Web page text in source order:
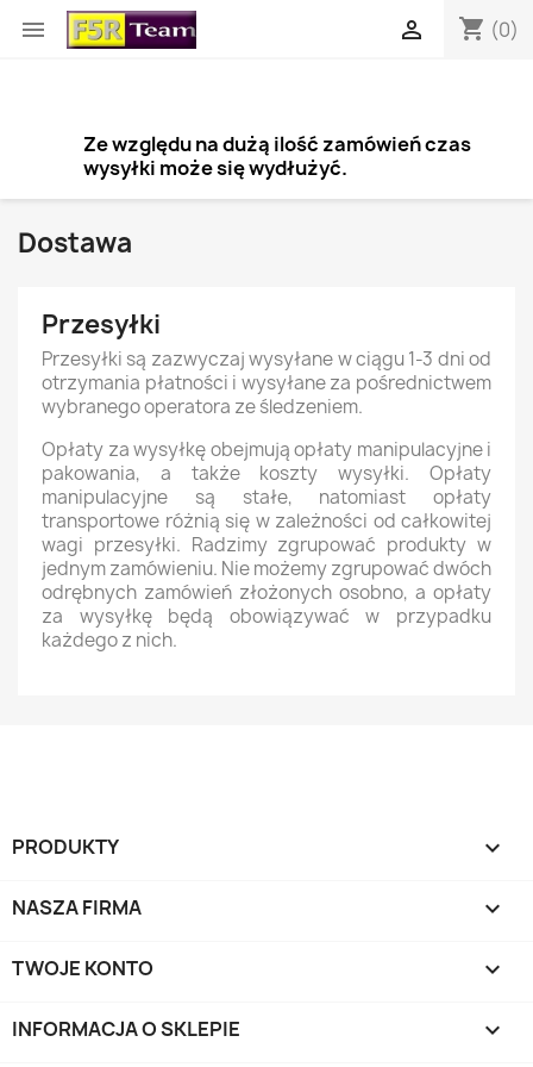
 shopping_cart (0)

Ze względu na dużą ilość zamówień czas
wysyłki może się wydłużyć.
Dostawa
Przesyłki
Przesyłki są zazwyczaj wysyłane w ciągu 1-3 dni od
otrzymania płatności i wysyłane za pośrednictwem
wybranego operatora ze śledzeniem.
Opłaty za wysyłkę obejmują opłaty manipulacyjne i
pakowania, a także koszty wysyłki. Opłaty
manipulacyjne są stałe, natomiast opłaty
transportowe różnią się w zależności od całkowitej
wagi przesyłki. Radzimy zgrupować produkty w
jednym zamówieniu. Nie możemy zgrupować dwóch
odrębnych zamówień złożonych osobno, a opłaty
za wysyłkę będą obowiązywać w przypadku
każdego z nich.
PRODUKTY 
NASZA FIRMA 
TWOJE KONTO 
INFORMACJA O SKLEPIE keyboard_arrow_down
Utwórz listę życzeń ×
Nazwa listy życzeń